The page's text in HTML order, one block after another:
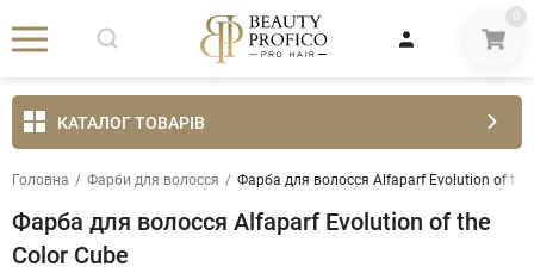
0
КАТАЛОГ ТОВАРІВ
Головна / Фарби для волосся / Фарба для волосся Alfaparf Evolution of the
Фарба для волосся Alfaparf Evolution of the
Color Cube